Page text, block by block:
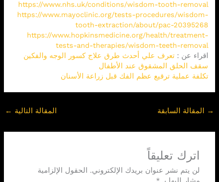
https://www.nhs.uk/conditions/wisdom-tooth-removal
https://www.mayoclinic.org/tests-procedures/wisdom-
tooth-extraction/about/pac-20395268
https://www.hopkinsmedicine.org/health/treatment-
tests-and-therapies/wisdom-teeth-removal
اقراء عن :تعرف علي أحدث طرق علاج كسور الوجه والفكين
سقف الحلق المشقوق عند الأطفال
تكلفة عملية ترقيع عظم الفك قبل زراعة الأسنان
→ المقالة السابقة المقالة التالية ←
اترك تعليقاً
لن يتم نشر عنوان بريدك الإلكتروني. الحقول الإلزامية